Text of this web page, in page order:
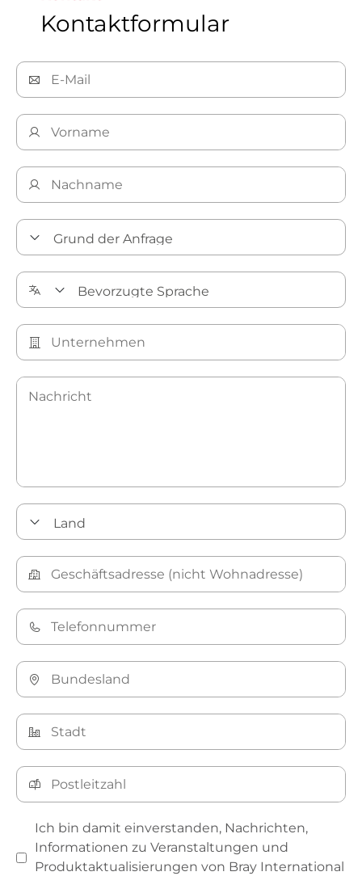
Kontaktformular
Ich bin damit einverstanden, Nachrichten,
Informationen zu Veranstaltungen und
Produktaktualisierungen von Bray International